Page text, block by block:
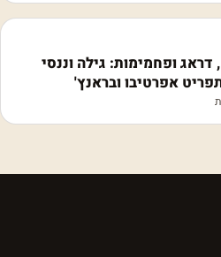
ופחמימות: גילה וננסי
אפרטיבו ובראנץ'